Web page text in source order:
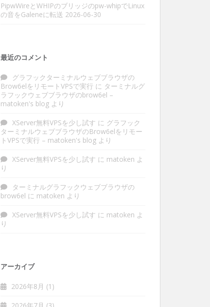
PipwWireとWHIPのブリッジのpw-whipでLinux
の音をGaleneに転送 2026-06-30
最近のコメント
グラフックターミナルウェブブラウザの
Brow6elをリモートVPSで実行 に ターミナルグ
ラフックウェブブラウザのbrow6el –
matoken's blog より
XServer無料VPSを少し試す に グラフック
ターミナルウェブブラウザのBrow6elをリモー
トVPSで実行 – matoken's blog より
XServer無料VPSを少し試す に matoken よ
り
ターミナルグラフックウェブブラウザの
brow6el に matoken より
XServer無料VPSを少し試す に matoken よ
り
アーカイブ
2026年8月 (1)